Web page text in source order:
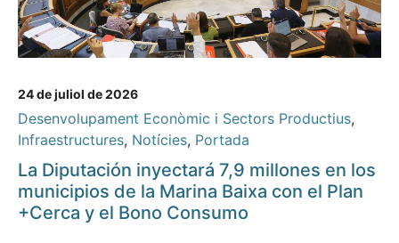
24 de juliol de 2026
Desenvolupament Econòmic i Sectors Productius,
Infraestructures, Notícies, Portada
La Diputación inyectará 7,9 millones en los
municipios de la Marina Baixa con el Plan
+Cerca y el Bono Consumo